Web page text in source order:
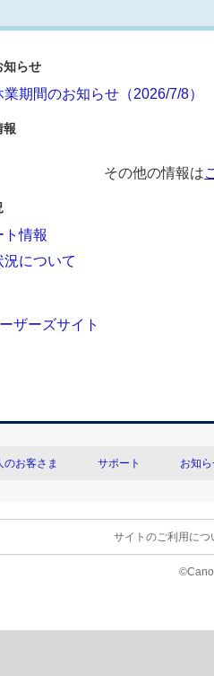
知らせ
期間のお知らせ（2026/7/8）
報
その他の情報は
ト情報
について
のお客さま サポート お知
サイトのご利用につ